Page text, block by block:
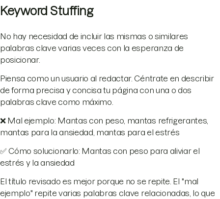
Keyword Stuffing
No hay necesidad de incluir las mismas o similares
palabras clave varias veces con la esperanza de
posicionar.
Piensa como un usuario al redactar. Céntrate en describir
de forma precisa y concisa tu página con una o dos
palabras clave como máximo.
❌ Mal ejemplo: Mantas con peso, mantas refrigerantes,
mantas para la ansiedad, mantas para el estrés
✅ Cómo solucionarlo: Mantas con peso para aliviar el
estrés y la ansiedad
El título revisado es mejor porque no se repite. El "mal
ejemplo" repite varias palabras clave relacionadas, lo que